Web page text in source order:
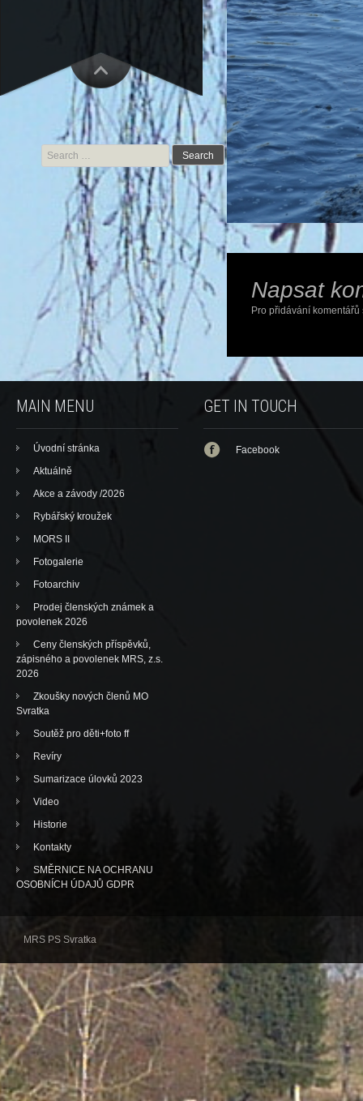
Napsat
Pro přidávání
Search for:
MAIN MENU
Úvodní stránka
Aktuálně
Akce a závody /2026
Rybářský kroužek
MORS II
Fotogalerie
Fotoarchiv
Prodej členských známek a
povolenek 2026
Ceny členských příspěvků,
zápisného a povolenek MRS, z.s.
2026
Zkoušky nových členů MO
Svratka
Soutěž pro děti+foto ff
Revíry
Sumarizace úlovků 2023
Video
Historie
Kontakty
SMĚRNICE NA OCHRANU
OSOBNÍCH ÚDAJŮ GDPR
GET IN TOUCH
Facebook
MRS PS Svratka